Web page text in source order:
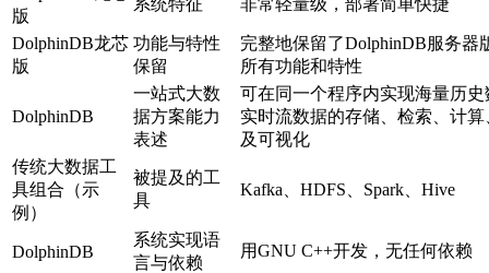
版
DolphinDB龙芯
版
功能与特性
保留
完整地保留了DolphinDB服务器
所有功能和特性
DolphinDB
一站式大数
据方案能力
表述
可在同一个程序内实现海量历史
实时流数据的存储、检索、计算
及可视化
传统大数据工
具组合（示
例）
被提及的工
具
Kafka、HDFS、Spark、Hive
DolphinDB
系统实现语
言与依赖
用GNU C++开发，无任何依赖